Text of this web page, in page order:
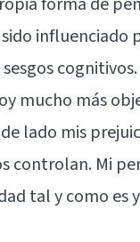
cognitivos.
mucho más
lado mis
controlan. Mi
tal y como es